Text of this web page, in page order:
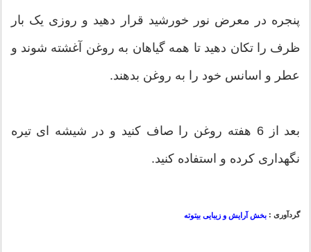
پنجره در معرض نور خورشید قرار دهید و روزی یک بار
ظرف را تکان دهید تا همه گیاهان به روغن آغشته شوند و
عطر و اسانس خود را به روغن بدهند.
بعد از 6 هفته روغن را صاف کنید و در شیشه ای تیره
نگهداری کرده و استفاده کنید.
گردآوری : بخش آرایش و زیبایی بیتوته